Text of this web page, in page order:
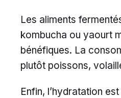
Les aliments
kombucha ou yaourt
bénéfiques. La
plutôt poissons,
Enfin, l’hydratation